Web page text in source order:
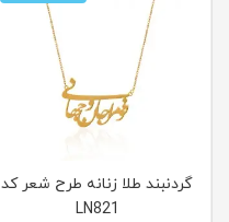
گردنبند طلا زنانه طرح شعر کد
LN821